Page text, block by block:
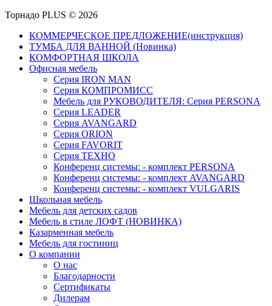
Торнадо PLUS © 2026
КОММЕРЧЕСКОЕ ПРЕДЛОЖЕНИЕ(инструкция)
ТУМБА ДЛЯ ВАННОЙ (Новинка)
КОМФОРТНАЯ ШКОЛА
Офисная мебель
Серия IRON MAN
Серия КОМПРОМИСС
Мебель для РУКОВОДИТЕЛЯ: Серия PERSONA
Серия LEADER
Серия AVANGARD
Серия ORION
Серия FAVORIT
Серия ТЕХНО
Конференц системы: - комплект PERSONA
Конференц системы: - комплект AVANGARD
Конференц системы: - комплект VULGARIS
Школьная мебель
Мебель для детских садов
Мебель в стиле ЛОФТ (НОВИНКА)
Казарменная мебель
Мебель для гостиниц
О компании
О нас
Благодарности
Сертификаты
Дилерам